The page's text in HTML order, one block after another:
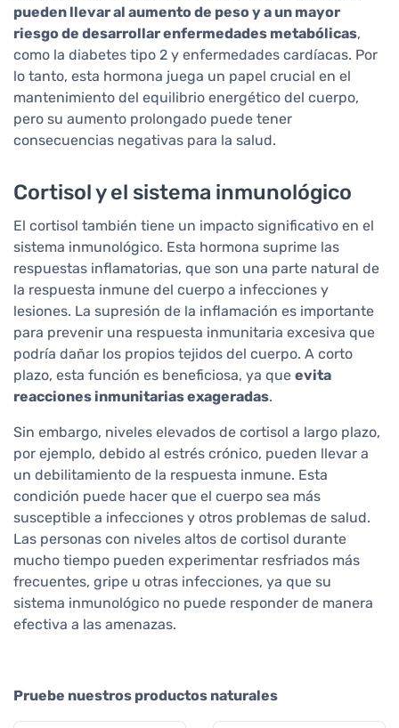
pueden llevar al aumento de peso y a un mayor
riesgo de desarrollar enfermedades metabólicas,
como la diabetes tipo 2 y enfermedades cardíacas. Por
lo tanto, esta hormona juega un papel crucial en el
mantenimiento del equilibrio energético del cuerpo,
pero su aumento prolongado puede tener
consecuencias negativas para la salud.
Cortisol y el sistema inmunológico
El cortisol también tiene un impacto significativo en el
sistema inmunológico. Esta hormona suprime las
respuestas inflamatorias, que son una parte natural de
la respuesta inmune del cuerpo a infecciones y
lesiones. La supresión de la inflamación es importante
para prevenir una respuesta inmunitaria excesiva que
podría dañar los propios tejidos del cuerpo. A corto
plazo, esta función es beneficiosa, ya que evita
reacciones inmunitarias exageradas.
Sin embargo, niveles elevados de cortisol a largo plazo,
por ejemplo, debido al estrés crónico, pueden llevar a
un debilitamiento de la respuesta inmune. Esta
condición puede hacer que el cuerpo sea más
susceptible a infecciones y otros problemas de salud.
Las personas con niveles altos de cortisol durante
mucho tiempo pueden experimentar resfriados más
frecuentes, gripe u otras infecciones, ya que su
sistema inmunológico no puede responder de manera
efectiva a las amenazas.
Pruebe nuestros productos naturales